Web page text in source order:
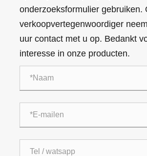
onderzoeksformulier gebruiken.
verkoopvertegenwoordiger
uur contact met u op. Bedankt
interesse in onze producten.